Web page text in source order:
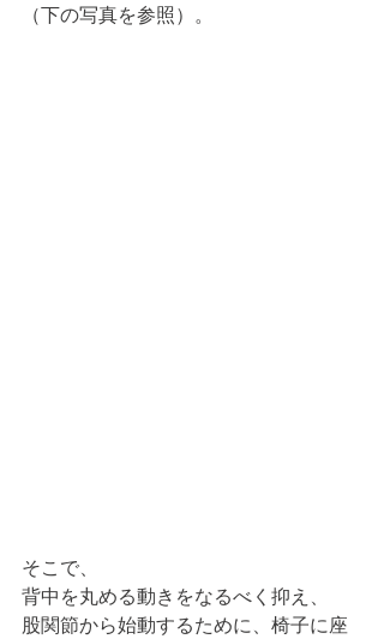
（下の写真を参照）。
そこで、
背中を丸める動きをなるべく抑え、
股関節から始動するために、椅子に座